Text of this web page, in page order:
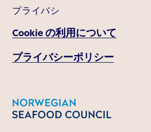
プライバシ
Cookie の利用について
プライバシーポリシー